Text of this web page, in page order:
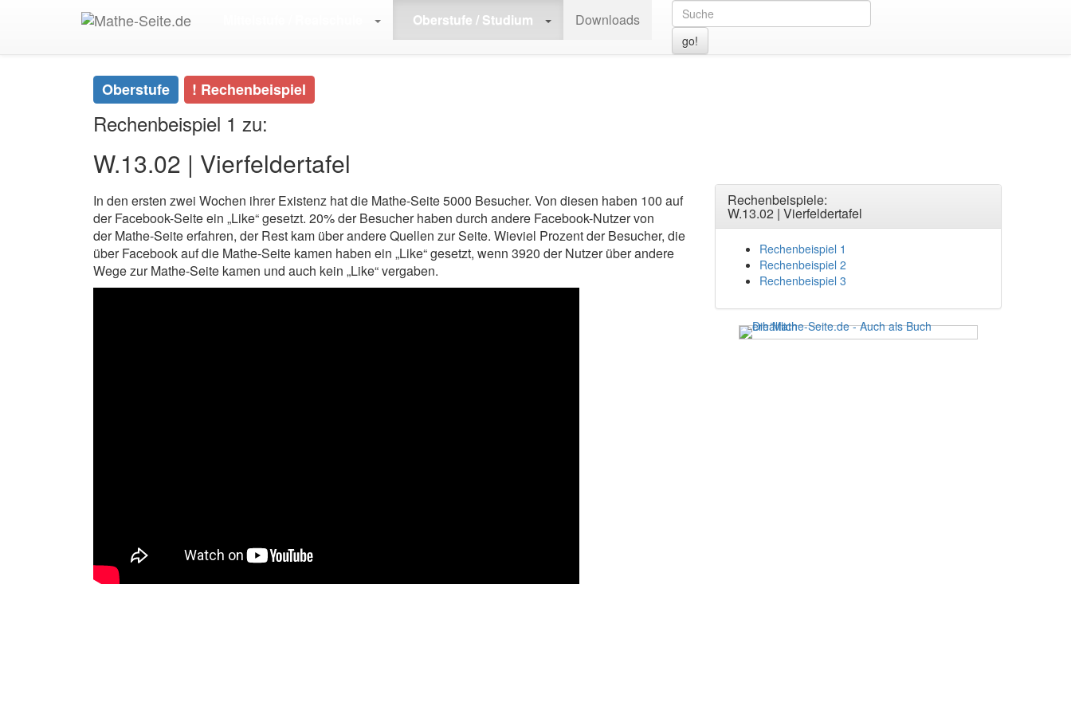
Oberstufe / Studium Downloads
go!
Start Oberstufe > W.13 | Baumdiagramm, Vierfeldertafel > W.13.02 | Vierfeldertafel
Vierfeldertafel >Rechenbeispiel1
Oberstufe ! Rechenbeispiel
Rechenbeispiel 1 zu:
W.13.02 | Vierfeldertafel
In den ersten zwei Wochen ihrer Existenz hat die Mathe-Seite 5000 Besucher. Von diesen haben 100 auf
der Facebook-Seite ein „Like“ gesetzt. 20% der Besucher haben durch andere Facebook-Nutzer von
der Mathe-Seite erfahren, der Rest kam über andere Quellen zur Seite. Wieviel Prozent der Besucher, die
über Facebook auf die Mathe-Seite kamen haben ein „Like“ gesetzt, wenn 3920 der Nutzer über andere
Wege zur Mathe-Seite kamen und auch kein „Like“ vergaben.
Rechenbeispiele:
W.13.02 | Vierfeldertafel
Rechenbeispiel 1
Rechenbeispiel 2
Rechenbeispiel 3